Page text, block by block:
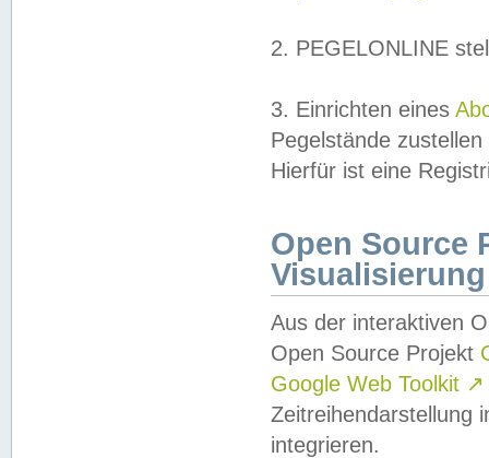
2. PEGELONLINE
3. Einrichten eines
Pegelstände
Hierfür ist eine
Open Source
Visualisierung
Aus der interaktiven
Open Source Projekt
Google Web Toolkit ↗
Zeitreihendarstellung
integrieren.